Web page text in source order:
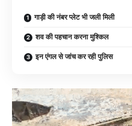
गाड़ी की नंबर प्लेट भी जली मिली
शव की पहचान करना मुश्किल
इन एंगल से जांच कर रही पुलिस